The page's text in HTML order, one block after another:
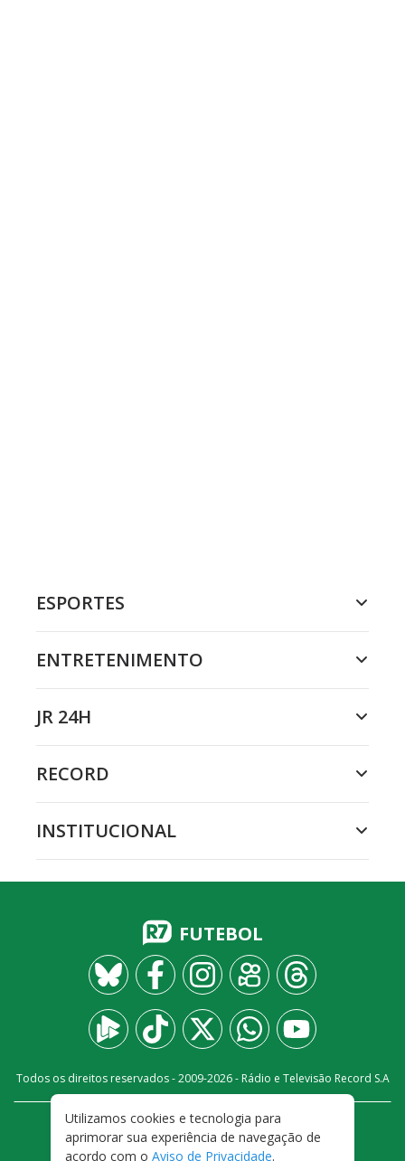
ESPORTES
ENTRETENIMENTO
JR 24H
RECORD
INSTITUCIONAL
FUTEBOL
Todos os direitos reservados - 2009-2026- Rádio e Televisão Record S.A
FALE CONOSCO
PRIVACIDADE
TERMOS E CONDIÇÕES DE USO
Utilizamos cookies e tecnologia para
aprimorar sua experiência de navegação de
acordo com o Aviso de Privacidade.